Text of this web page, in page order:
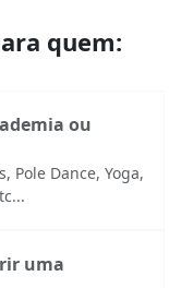
quem:
ou
Pole Dance, Yoga,
uma